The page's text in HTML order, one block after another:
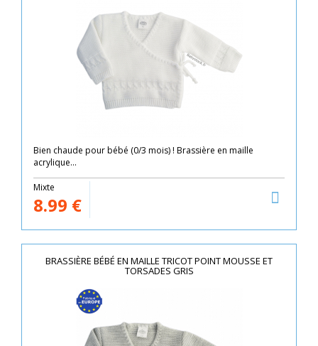
Bien chaude pour bébé (0/3 mois) ! Brassière en maille
acrylique...
Mixte
8.99 €
BRASSIÈRE BÉBÉ EN MAILLE TRICOT POINT MOUSSE ET
TORSADES GRIS